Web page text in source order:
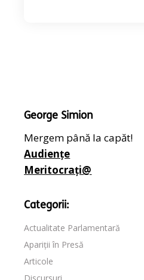
George Simion
Mergem până la capăt!
Audiențe
Meritocrați@
Categorii:
Actualitate Parlamentară
Apariții în Presă
Articole